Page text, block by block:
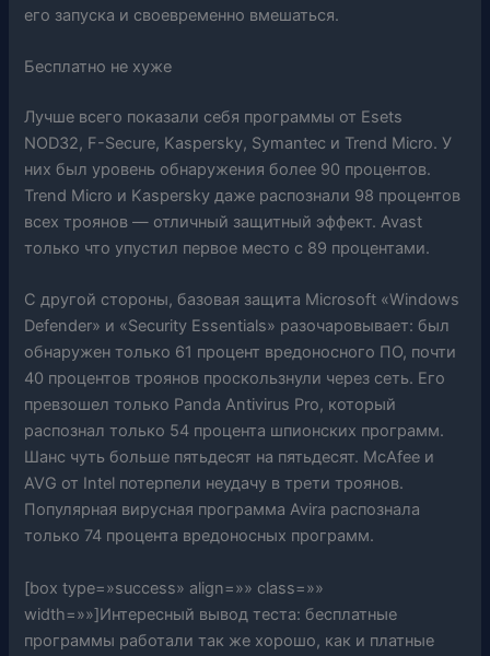
его запуска и своевременно вмешаться.
Бесплатно не хуже
Лучше всего показали себя программы от Esets
NOD32, F-Secure, Kaspersky, Symantec и Trend Micro. У
них был уровень обнаружения более 90 процентов.
Trend Micro и Kaspersky даже распознали 98 процентов
всех троянов — отличный защитный эффект. Avast
только что упустил первое место с 89 процентами.
С другой стороны, базовая защита Microsoft «Windows
Defender» и «Security Essentials» разочаровывает: был
обнаружен только 61 процент вредоносного ПО, почти
40 процентов троянов проскользнули через сеть. Его
превзошел только Panda Antivirus Pro, который
распознал только 54 процента шпионских программ.
Шанс чуть больше пятьдесят на пятьдесят. McAfee и
AVG от Intel потерпели неудачу в трети троянов.
Популярная вирусная программа Avira распознала
только 74 процента вредоносных программ.
[box type=»success» align=»» class=»»
width=»»]Интересный вывод теста: бесплатные
программы работали так же хорошо, как и платные